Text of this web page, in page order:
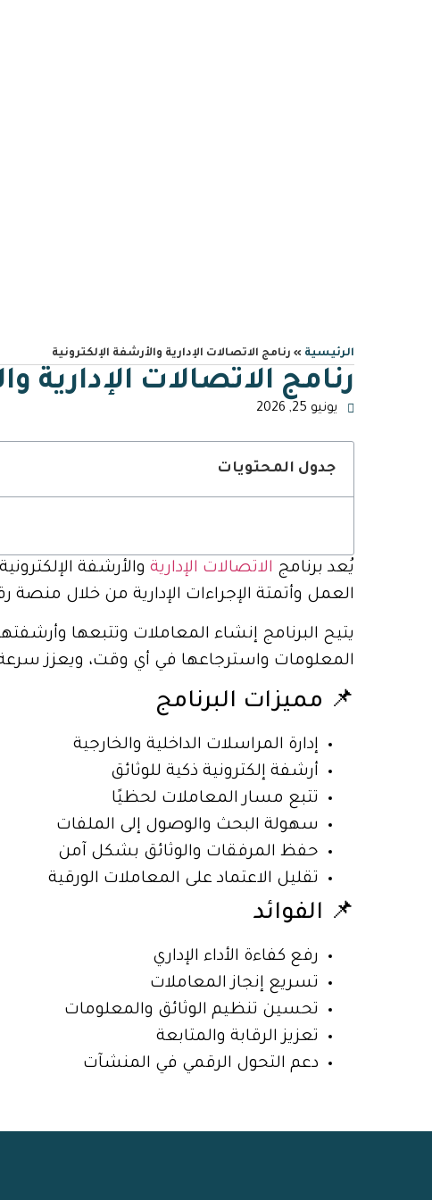
الرئيسية » رنامج الاتصالات الإدارية والأرشفة الإلكترونية
رنامج الاتصالات الإدارية
يونيو 25, 2026
جدول المحتويات
يُعد برنامج الاتصالات الإدارية والأرشفة
العمل وأتمتة الإجراءات الإدارية من خلال منصة
يتيح البرنامج إنشاء المعاملات وتتبعها
المعلومات واسترجاعها في أي وقت، ويعزز سرعة
📌 مميزات البرنامج
إدارة المراسلات الداخلية والخارجية
أرشفة إلكترونية ذكية للوثائق
تتبع مسار المعاملات لحظيًا
سهولة البحث والوصول إلى الملفات
حفظ المرفقات والوثائق بشكل آمن
تقليل الاعتماد على المعاملات الورقية
📌 الفوائد
رفع كفاءة الأداء الإداري
تسريع إنجاز المعاملات
تحسين تنظيم الوثائق والمعلومات
تعزيز الرقابة والمتابعة
دعم التحول الرقمي في المنشآت